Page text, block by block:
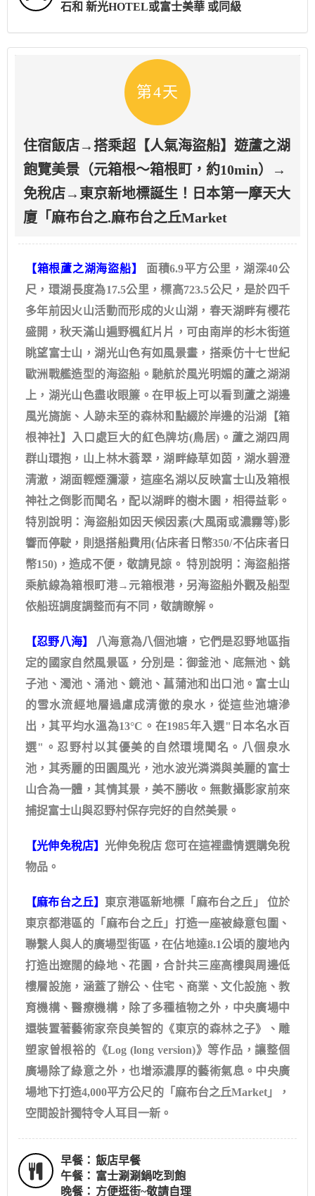
石和 新光HOTEL或富士美華 或同級
第4天
住宿飯店→搭乘超【人氣海盜船】遊蘆之湖
飽覽美景（元箱根～箱根町，約10min）→
免稅店→東京新地標誕生！日本第一摩天大
廈「麻布台之.麻布台之丘Market
【箱根蘆之湖海盜船】 面積6.9平方公里，湖深40公
尺，環湖長度為17.5公里，標高723.5公尺，是於四千
多年前因火山活動而形成的火山湖，春天湖畔有櫻花
盛開，秋天滿山遍野楓紅片片，可由南岸的杉木街道
眺望富士山，湖光山色有如風景畫，搭乘仿十七世紀
歐洲戰艦造型的海盜船。馳航於風光明媚的蘆之湖湖
上，湖光山色盡收眼簾。在甲板上可以看到蘆之湖邊
風光旖旎、人跡未至的森林和點綴於岸邊的沿湖【箱
根神社】入口處巨大的紅色牌坊(鳥居)。蘆之湖四周
群山環抱，山上林木蓊翠，湖畔綠草如茵，湖水碧澄
清澈，湖面輕煙瀰濛，這座名湖以反映富士山及箱根
神社之倒影而聞名，配以湖畔的樹木園，相得益彰。
特別說明：海盜船如因天候因素(大風雨或濃霧等)影
響而停駛，則退搭船費用(佔床者日幣350/不佔床者日
幣150)，造成不便，敬請見諒。 特別說明：海盜船搭
乘航線為箱根町港→元箱根港，另海盜船外觀及船型
依船班調度調整而有不同，敬請瞭解。
【忍野八海】
八海意為八個池塘，它們是忍野地區指
定的國家自然風景區，分別是：御釜池、底無池、銚
子池、濁池、涌池、鏡池、菖蒲池和出口池。富士山
的雪水流經地層過慮成清徹的泉水，從這些池塘滲
出，其平均水溫為13°C。在1985年入選"日本名水百
選"。忍野村以其優美的自然環境聞名。八個泉水
池，其秀麗的田園風光，池水波光潾潾與美麗的富士
山合為一體，其情其景，美不勝收。無數攝影家前來
捕捉富士山與忍野村保存完好的自然美景。
【光伸免稅店】 光伸免稅店 您可在這裡盡情選購免稅
物品。
【麻布台之丘】 東京港區新地標「麻布台之丘」 位於
東京都港區的「麻布台之丘」打造一座被綠意包圍、
聯繫人與人的廣場型街區，在佔地達8.1公頃的腹地內
打造出遼闊的綠地、花園，合計共三座高樓與周邊低
樓層設施，涵蓋了辦公、住宅、商業、文化設施、教
育機構、醫療機構，除了多種植物之外，中央廣場中
還裝置著藝術家奈良美智的《東京的森林之⼦》、雕
塑家曽根裕的《Log (long version)》等作品，讓整個
廣場除了綠意之外，也增添濃厚的藝術氣息。中央廣
場地下打造4,000平方公尺的「麻布台之丘Market」，
空間設計獨特令人耳目一新。
早餐： 飯店早餐
午餐： 富士涮涮鍋吃到飽
晚餐： 方便逛街~敬請自理